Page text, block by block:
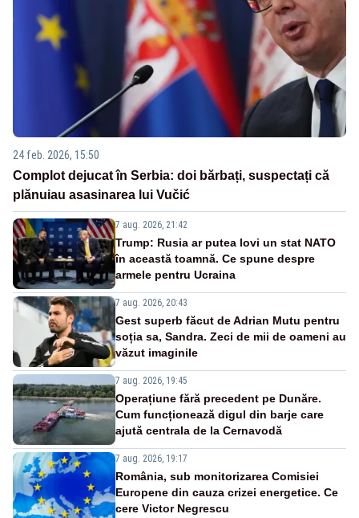
24 feb. 2026, 15:50
Complot dejucat în Serbia: doi bărbați, suspectați că
plănuiau asasinarea lui Vučić
7 aug. 2026, 21:42
Trump: Rusia ar putea lovi un stat NATO
în această toamnă. Ce spune despre
armele pentru Ucraina
7 aug. 2026, 20:43
Gest superb făcut de Adrian Mutu pentru
soția sa, Sandra. Zeci de mii de oameni au
văzut imaginile
7 aug. 2026, 19:45
Operațiune fără precedent pe Dunăre.
Cum funcționează digul din barje care
ajută centrala de la Cernavodă
7 aug. 2026, 19:17
România, sub monitorizarea Comisiei
Europene din cauza crizei energetice. Ce
cere Victor Negrescu